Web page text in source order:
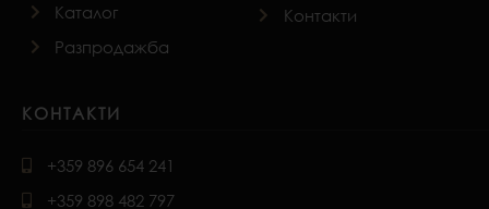
Каталог
Разпродажба
Контакти
КОНТАКТИ
+359 896 654 241
+359 898 482 797